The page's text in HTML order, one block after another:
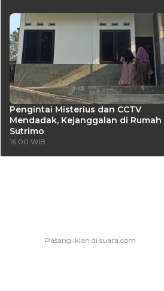
Pengintai Misterius dan CCTV
Mendadak, Kejanggalan di Rumah
Sutrimo
16:00 WIB